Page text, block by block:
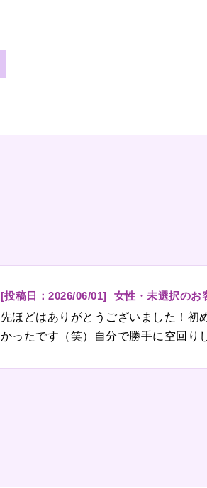
[投稿日：2026/06/01]
女性・未選択のお
先ほどはありがとうございました！初
かったです（笑）自分で勝手に空回り